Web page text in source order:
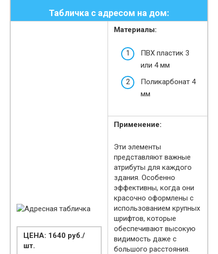
Табличка с адресом на дом:
ЦЕНА: 1640 руб./
шт.
Материалы:
ПВХ пластик 3
или 4 мм
Поликарбонат 4
мм
Применение:
Эти элементы
представляют важные
атрибуты для каждого
здания. Особенно
эффективны, когда они
красочно оформлены с
использованием крупных
шрифтов, которые
обеспечивают высокую
видимость даже с
большого расстояния.